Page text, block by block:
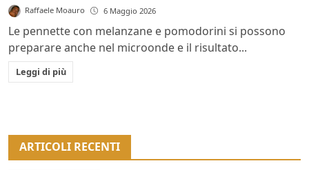
Raffaele Moauro 6 Maggio 2026
Le pennette con melanzane e pomodorini si possono
preparare anche nel microonde e il risultato...
Leggi di più
ARTICOLI RECENTI